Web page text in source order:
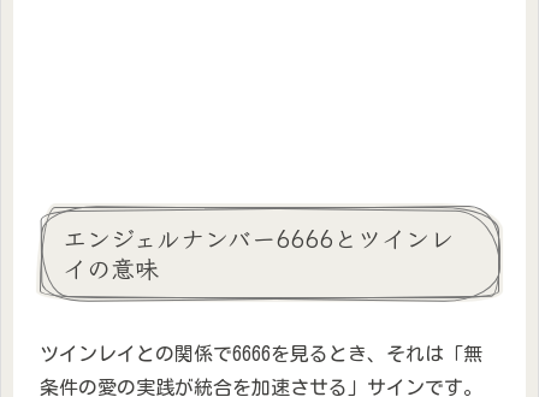
エンジェルナンバー6666とツインレ
イの意味
ツインレイとの関係で6666を見るとき、それは「無
条件の愛の実践が統合を加速させる」サインです。